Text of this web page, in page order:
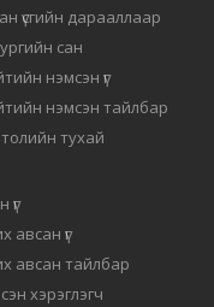
үсгийн дарааллаар
сан
нэмсэн үг
нэмсэн тайлбар
тухай
үг
авсан үг
авсан тайлбар
хэрэглэгч